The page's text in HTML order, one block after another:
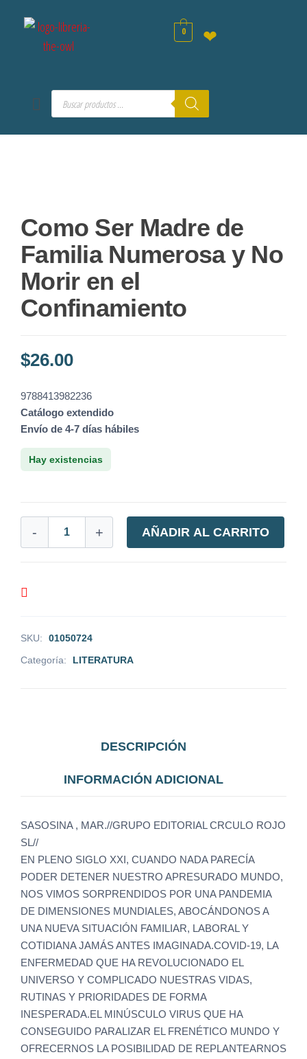
0 ❤
Como Ser Madre de
Familia Numerosa y No
Morir en el
Confinamiento
$26.00
9788413982236
Catálogo extendido
Envío de 4-7 días hábiles
Hay existencias
- + AÑADIR AL CARRITO
SKU:
01050724
Categoría:
LITERATURA
DESCRIPCIÓN
INFORMACIÓN ADICIONAL
SASOSINA , MAR.//GRUPO EDITORIAL CRCULO ROJO
SL//
EN PLENO SIGLO XXI, CUANDO NADA PARECÍA
PODER DETENER NUESTRO APRESURADO MUNDO,
NOS VIMOS SORPRENDIDOS POR UNA PANDEMIA
DE DIMENSIONES MUNDIALES, ABOCÁNDONOS A
UNA NUEVA SITUACIÓN FAMILIAR, LABORAL Y
COTIDIANA JAMÁS ANTES IMAGINADA.COVID-19, LA
ENFERMEDAD QUE HA REVOLUCIONADO EL
UNIVERSO Y COMPLICADO NUESTRAS VIDAS,
RUTINAS Y PRIORIDADES DE FORMA
INESPERADA.EL MINÚSCULO VIRUS QUE HA
CONSEGUIDO PARALIZAR EL FRENÉTICO MUNDO Y
OFRECERNOS LA POSIBILIDAD DE REPLANTEARNOS